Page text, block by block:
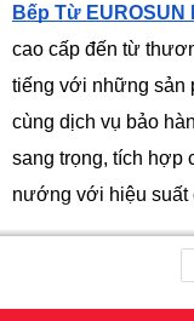
Bếp Từ EUROSUN
cao cấp đến từ
tiếng với những sản
cùng dịch vụ bảo
sang trọng, tích hợp
nướng với hiệu suất
quả, đặc biệt là đầy